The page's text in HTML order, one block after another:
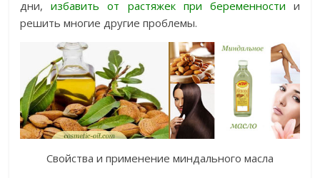
дни,избавить от растяжек при беременности и
решить многие другие проблемы.
Свойства и применение миндального масла